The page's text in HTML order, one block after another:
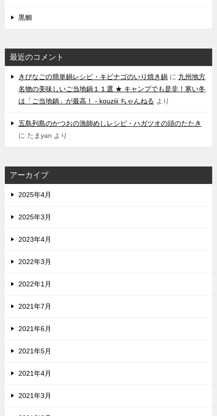
黒鯛
最近のコメント
きびなごの簡単鍋レシピ・キビナゴのいり焼き鍋 に 九州地方
名物の美味しいご当地鍋１１選 ★ キャンプでも是非！寒い冬
は「ご当地鍋」が最高！ - kouziii ちゃんねる より
五島列島のかつおの漁師めしレシピ・ハガツオの頭のたたき
に たまyan より
アーカイブ
2025年4月
2025年3月
2023年4月
2022年3月
2022年1月
2021年7月
2021年6月
2021年5月
2021年4月
2021年3月